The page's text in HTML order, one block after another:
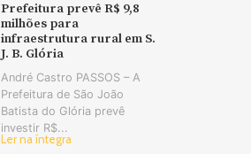
Prefeitura prevê R$ 9,8
milhões para
infraestrutura rural em S.
J. B. Glória
André Castro PASSOS – A
Prefeitura de São João
Batista do Glória prevê
investir R$...
Ler na íntegra